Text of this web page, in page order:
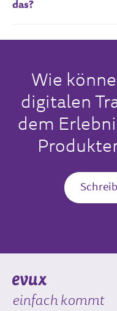
das?
Wie
digitalen
dem
einfach kommt